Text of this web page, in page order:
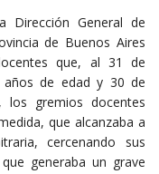
Dirección General de
de Buenos Aires
que, al 31 de
años de edad y 30 de
los gremios docentes
que alcanzaba a
cercenando sus
generaba un grave